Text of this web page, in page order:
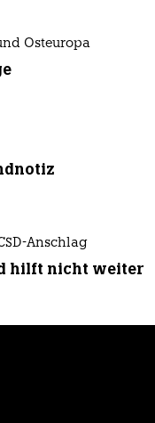
Osteuropa
Anschlag
hilft nicht weiter